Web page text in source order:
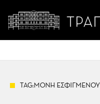
TAG:ΜΟΝΗ ΕΣΦΙΓΜΕΝΟΥ